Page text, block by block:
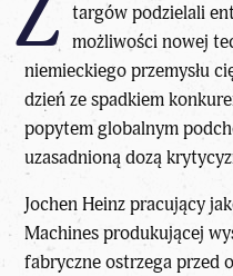
targów podzielali
możliwości nowej
niemieckiego przemysłu
dzień ze spadkiem
popytem globalnym
uzasadnioną dozą
Jochen Heinz pracujący
Machines produkującej
fabryczne ostrzega przed